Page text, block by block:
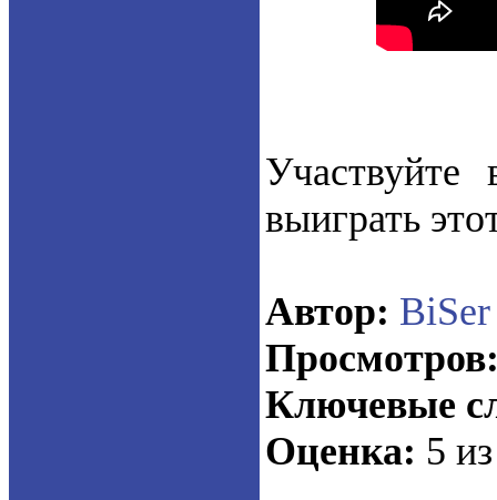
выиграть
Автор: BiSer
Ключевые
Оценка: 5